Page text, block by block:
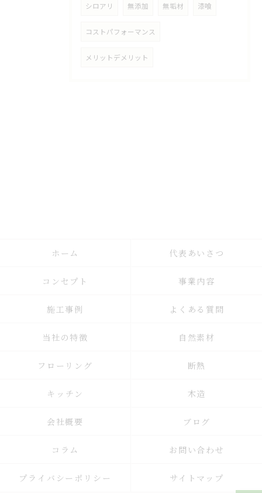
シロアリ 無添加 無垢材 漆喰
コストパフォーマンス
メリットデメリット
ホーム 代表あいさつ
コンセプト 事業内容
施工事例 よくある質問
当社の特徴 自然素材
フローリング 断熱
キッチン 木造
会社概要 ブログ
コラム お問い合わせ
プライバシーポリシー サイトマップ